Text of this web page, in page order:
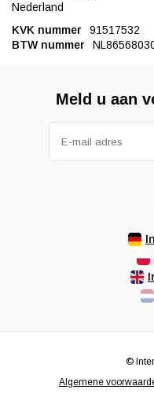
Nederland
KVK nummer
91517532
BTW nummer
Meld u aan
Algemene
©